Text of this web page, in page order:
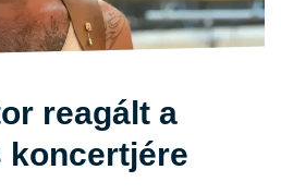
reagált a
koncertjére